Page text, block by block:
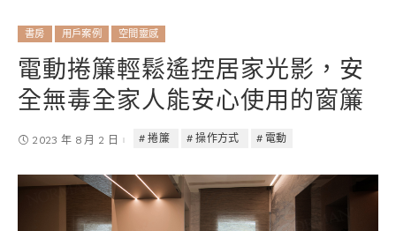
書房 用戶案例 空間靈感
電動捲簾輕鬆遙控居家光影，安
全無毒全家人能安心使用的窗簾
2023 年 8 月 2 日 捲簾 操作方式 電動